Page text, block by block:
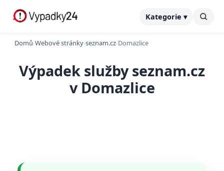
Kategorie ▾
Domů›Webové stránky›seznam.cz›Domazlice
Výpadek služby seznam.cz
v Domazlice